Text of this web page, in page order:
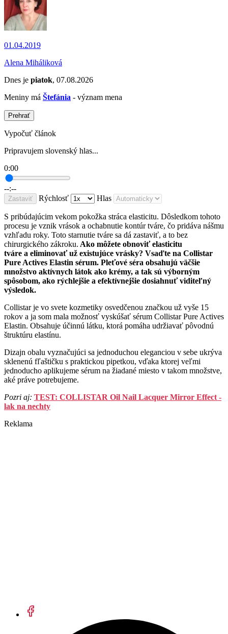
01.04.2019
Alena Miháliková
Dnes je piatok, 07.08.2026
Meniny má Štefánia - význam mena
Prehrať
Vypočuť článok
Pripravujem slovenský hlas...
0:00
--:--
Zastaviť Rýchlosť Hlas
S pribúdajúcim vekom pokožka stráca elasticitu. Dôsledkom tohoto
procesu je vznik vrások a ochabnutie kontúr tváre, čo pridáva nášmu
vzhľadu roky. Toto starnutie tváre sa dá zastaviť, a to bez
chirurgického zákroku. Ako môžete obnoviť elasticitu
tváre a eliminovať už existujúce vrásky? Vsaďte na Collistar
Pure Actives Elastin sérum. Pleťové séra obsahujú väčšie
množstvo aktívnych látok ako krémy, a tak sú výborným
spôsobom, ako rýchlejšie a efektívnejšie dosiahnuť viditeľný
výsledok.
Collistar je vo svete kozmetiky osvedčenou značkou už vyše 15
rokov a ja som mala možnosť vyskúšať sérum Collistar Pure Actives
Elastin. Obsahuje účinnú látku, ktorá pomáha udržiavať pôvodnú
štruktúru elastínu.
Dizajn obalu vyznačujúci sa jednoduchou eleganciou v sebe ukrýva
sklenenú fľaštičku s praktickou pipetkou, vďaka ktorej veľmi
jednoducho aplikujeme sérum na žiadané miesto v takom množstve,
aké práve potrebujeme.
Pozri aj: TEST: COLLISTAR Oil Nail Lacquer Mirror Effect -
lak na nechty
Reklama